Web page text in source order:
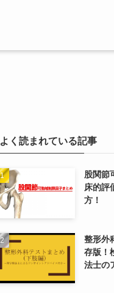
よく読まれている記事
股関節
床的評
方！
整形外
存版！
法士の